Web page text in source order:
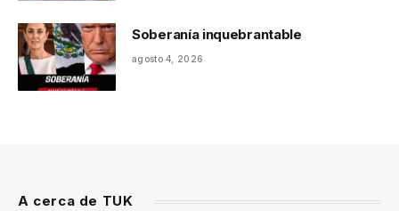
Soberanía inquebrantable
agosto 4, 2026
A cerca de TUK